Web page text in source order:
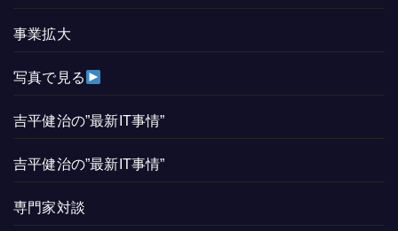
事業拡大
写真で見る
吉平健治の”最新IT事情”
吉平健治の”最新IT事情”
専門家対談